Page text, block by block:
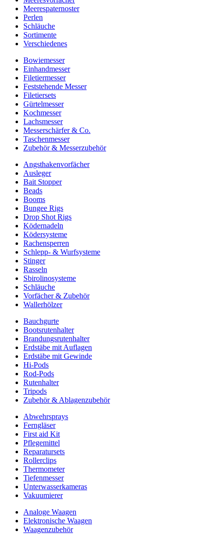
Meerespaternoster
Perlen
Schläuche
Sortimente
Verschiedenes
Bowiemesser
Einhandmesser
Filetiermesser
Feststehende Messer
Filetiersets
Gürtelmesser
Kochmesser
Lachsmesser
Messerschärfer & Co.
Taschenmesser
Zubehör & Messerzubehör
Angsthakenvorfächer
Ausleger
Bait Stopper
Beads
Booms
Bungee Rigs
Drop Shot Rigs
Ködernadeln
Ködersysteme
Rachensperren
Schlepp- & Wurfsysteme
Stinger
Rasseln
Sbirolinosysteme
Schläuche
Vorfächer & Zubehör
Wallerhölzer
Bauchgurte
Bootsrutenhalter
Brandungsrutenhalter
Erdstäbe mit Auflagen
Erdstäbe mit Gewinde
Hi-Pods
Rod-Pods
Rutenhalter
Tripods
Zubehör & Ablagenzubehör
Abwehrsprays
Ferngläser
First aid Kit
Pflegemittel
Reparatursets
Rollerclips
Thermometer
Tiefenmesser
Unterwasserkameras
Vakuumierer
Analoge Waagen
Elektronische Waagen
Waagenzubehör